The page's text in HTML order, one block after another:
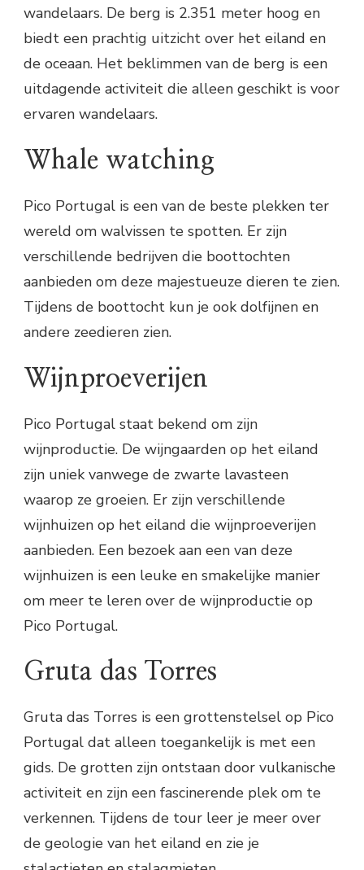
wandelaars. De berg is 2.351 meter hoog en
biedt een prachtig uitzicht over het eiland en
de oceaan. Het beklimmen van de berg is een
uitdagende activiteit die alleen geschikt is voor
ervaren wandelaars.
Whale watching
Pico Portugal is een van de beste plekken ter
wereld om walvissen te spotten. Er zijn
verschillende bedrijven die boottochten
aanbieden om deze majestueuze dieren te zien.
Tijdens de boottocht kun je ook dolfijnen en
andere zeedieren zien.
Wijnproeverijen
Pico Portugal staat bekend om zijn
wijnproductie. De wijngaarden op het eiland
zijn uniek vanwege de zwarte lavasteen
waarop ze groeien. Er zijn verschillende
wijnhuizen op het eiland die wijnproeverijen
aanbieden. Een bezoek aan een van deze
wijnhuizen is een leuke en smakelijke manier
om meer te leren over de wijnproductie op
Pico Portugal.
Gruta das Torres
Gruta das Torres is een grottenstelsel op Pico
Portugal dat alleen toegankelijk is met een
gids. De grotten zijn ontstaan door vulkanische
activiteit en zijn een fascinerende plek om te
verkennen. Tijdens de tour leer je meer over
de geologie van het eiland en zie je